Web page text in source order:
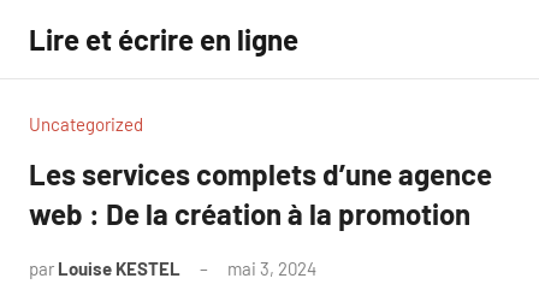
contenu
Lire et écrire en ligne
Uncategorized
Les services complets d’une agence
web : De la création à la promotion
par Louise KESTEL mai 3, 2024